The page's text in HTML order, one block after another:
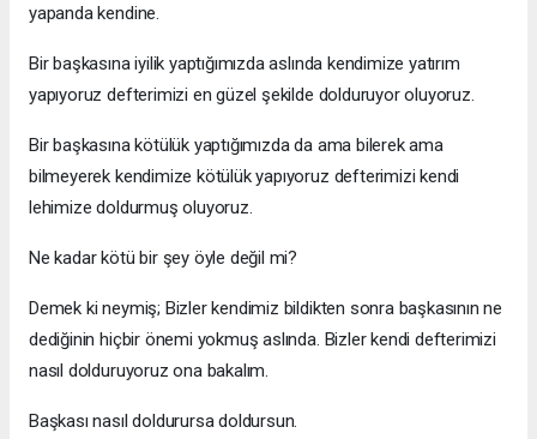
yapanda kendine.
Bir başkasına iyilik yaptığımızda aslında kendimize yatırım
yapıyoruz defterimizi en güzel şekilde dolduruyor oluyoruz.
Bir başkasına kötülük yaptığımızda da ama bilerek ama
bilmeyerek kendimize kötülük yapıyoruz defterimizi kendi
lehimize doldurmuş oluyoruz.
Ne kadar kötü bir şey öyle değil mi?
Demek ki neymiş; Bizler kendimiz bildikten sonra başkasının ne
dediğinin hiçbir önemi yokmuş aslında. Bizler kendi defterimizi
nasıl dolduruyoruz ona bakalım.
Başkası nasıl doldurursa doldursun.